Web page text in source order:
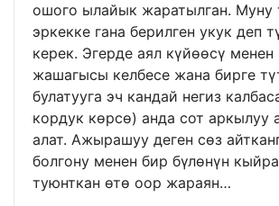
ошого ылайык жаратылган. Муну
эркекке гана берилген укук деп
керек. Эгерде аял күйөөсү менен
жашагысы келбесе жана бирге
булатууга эч кандай негиз
кордук көрсө) анда сот
алат. Ажырашуу деген сөз
болгону менен бир бүлөнүн
туюнткан өтө оор жараян…